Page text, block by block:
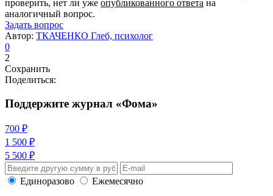
проверить, нет ли уже опубликованного ответа на
аналогичный вопрос.
Задать вопрос
Автор: ТКАЧЕНКО Глеб, психолог
0
2
Сохранить
Поделиться:
Поддержите журнал «Фома»
700 ₽
1 500 ₽
5 500 ₽
Единоразово
Ежемесячно